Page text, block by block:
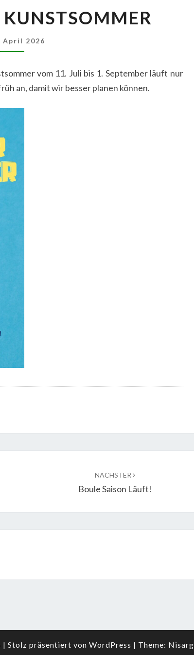
KUNSTSOMMER
April 2026
vom 11. Juli bis 1. September läuft nur
an, damit wir besser planen können.
NÄCHSTER
Boule Saison Läuft!
| Stolz präsentiert von WordPress | Theme: Nisarg